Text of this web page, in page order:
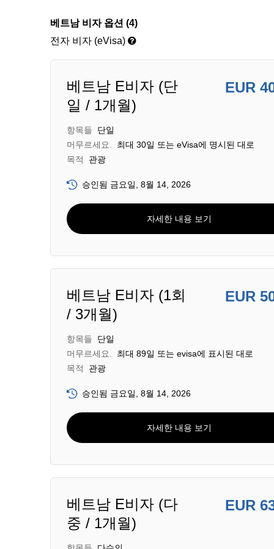
베트남 비자 옵션 (4)
전자 비자 (eVisa)
베트남 E비자 (단
일 / 1개월)
EUR
항목들
단일
머무르세요.
최대 30일 또는 eVisa에 명시된 대로
목적
관광
승인됨 금요일, 8월 14, 2026
자세한 내용 보기
베트남 E비자 (1회
/ 3개월)
EUR
항목들
단일
머무르세요.
최대 89일 또는 evisa에 표시된 대로
목적
관광
승인됨 금요일, 8월 14, 2026
자세한 내용 보기
베트남 E비자 (다
중 / 1개월)
EUR